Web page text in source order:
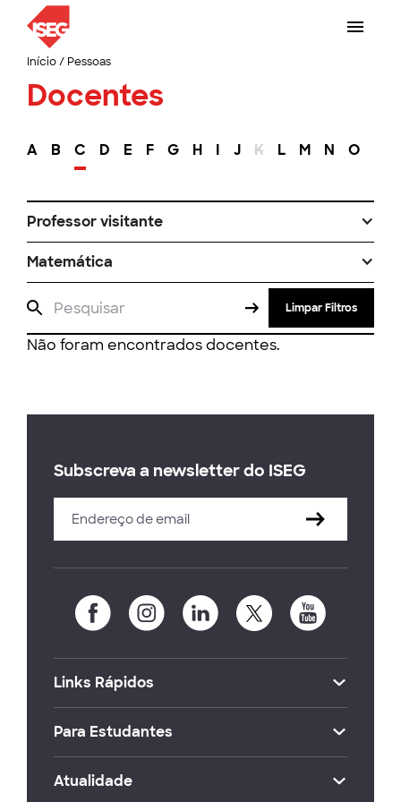
Início/ Pessoas
Docentes
A B C D E F G H I J K L M N O
Professor visitante
Matemática
Limpar Filtros
Não foram encontrados docentes.
Subscreva a newsletter do ISEG
Links Rápidos
Para Estudantes
Atualidade